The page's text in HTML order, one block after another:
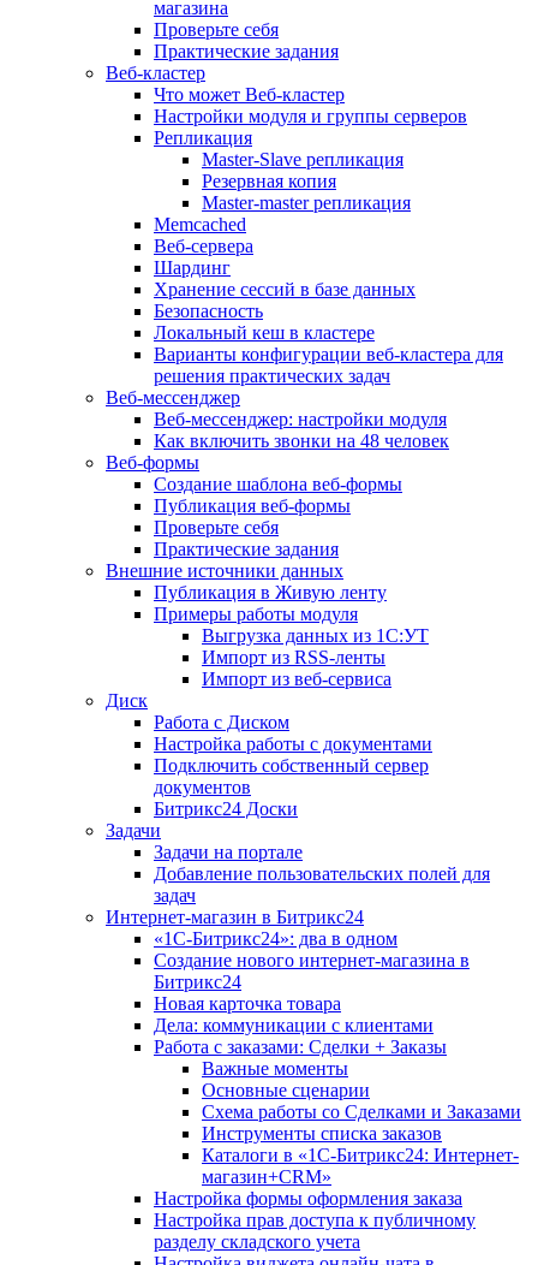
магазина
Проверьте себя
Практические задания
Веб-кластер
Что может Веб-кластер
Настройки модуля и группы серверов
Репликация
Master-Slave репликация
Резервная копия
Master-master репликация
Memcached
Веб-сервера
Шардинг
Хранение сессий в базе данных
Безопасность
Локальный кеш в кластере
Варианты конфигурации веб-кластера для
решения практических задач
Веб-мессенджер
Веб-мессенджер: настройки модуля
Как включить звонки на 48 человек
Веб-формы
Создание шаблона веб-формы
Публикация веб-формы
Проверьте себя
Практические задания
Внешние источники данных
Публикация в Живую ленту
Примеры работы модуля
Выгрузка данных из 1С:УТ
Импорт из RSS-ленты
Импорт из веб-сервиса
Диск
Работа с Диском
Настройка работы с документами
Подключить собственный сервер
документов
Битрикс24 Доски
Задачи
Задачи на портале
Добавление пользовательских полей для
задач
Интернет-магазин в Битрикс24
«1С-Битрикс24»: два в одном
Создание нового интернет-магазина в
Битрикс24
Новая карточка товара
Дела: коммуникации с клиентами
Работа с заказами: Сделки + Заказы
Важные моменты
Основные сценарии
Схема работы со Сделками и Заказами
Инструменты списка заказов
Каталоги в «1С-Битрикс24: Интернет-
магазин+CRM»
Настройка формы оформления заказа
Настройка прав доступа к публичному
разделу складского учета